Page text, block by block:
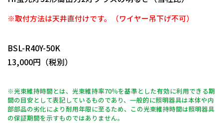
※取付方法は天井直付けです。（ワイヤー吊下げ不可）
BSL-R40Y-50K
13,000円（税別）
※光束維持時間とは、光束維持率70％を基準とした有効に利用できる期
間の目安として表記しているものであり、一般的に照明器具は本体や内
部部品の劣化により耐用年限に至るため、この光束維持時間は照明器具
の保証期間を示すものではありません。